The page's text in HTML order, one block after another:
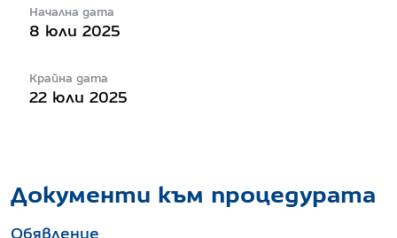
Начална дата
8 юли 2025
Крайна дата
22 юли 2025
Документи към процедурата
Обявление